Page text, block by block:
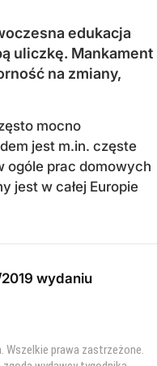
edukacja
uliczkę. Mankament
na zmiany,
mocno
jest m.in. częste
ogóle prac domowych
jest w całej Europie
wydaniu
Wszelkie prawa zastrzeżone.